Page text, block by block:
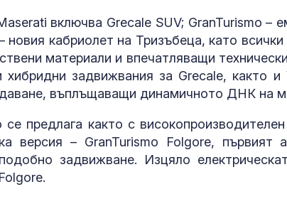
включва Grecale SUV; GranTurismo –
новия кабриолет на Тризъбеца, като
материали и впечатляващи
хибридни задвижвания за Grecale, както
въплъщаващи динамичното ДНК на
се предлага както с
версия – GranTurismo Folgore,
задвижване. Изцяло